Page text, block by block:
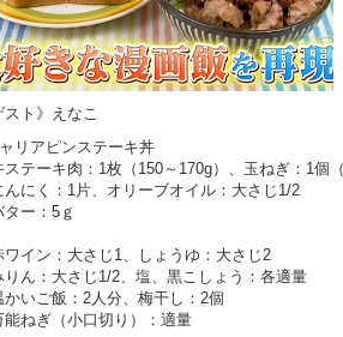
スト》えなこ
リアピンステーキ丼
テーキ肉：1枚（150～170g）、玉ねぎ：1個
にく：1片、オリーブオイル：大さじ1/2
ー：5ｇ
イン：大さじ1、しょうゆ：大さじ2
ん：大さじ1/2、塩、黒こしょう：各適量
いご飯：2人分、梅干し：2個
ねぎ（小口切り）：適量